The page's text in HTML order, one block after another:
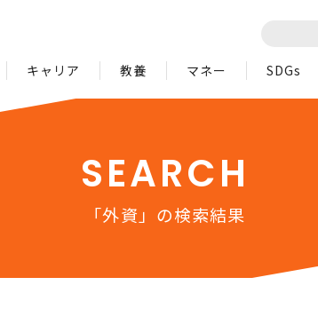
キャリア 教養 マネー SDGs
SEARCH
「外資」の検索結果